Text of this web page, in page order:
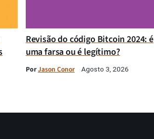
Revisão do código Bitcoin 2024: é
uma farsa ou é legítimo?
PorJason Conor Agosto 3, 2026